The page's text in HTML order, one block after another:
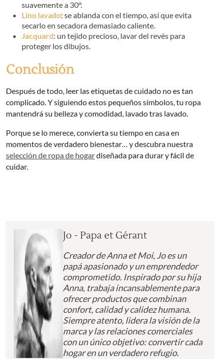
suavemente a 30°.
Lino lavado: se ablanda con el tiempo, así que evita
secarlo en secadora demasiado caliente.
Jacquard: un tejido precioso, lavar del revés para
proteger los dibujos.
Conclusión
Después de todo, leer las etiquetas de cuidado no es tan
complicado. Y siguiendo estos pequeños símbolos, tu ropa
mantendrá su belleza y comodidad, lavado tras lavado.
Porque se lo merece, convierta su tiempo en casa en
momentos de verdadero bienestar… y descubra nuestra
selección de ropa de hogardiseñada para durar y fácil de
cuidar.
Jo - Papa et Gérant
Creador de Anna et Moi, Jo es un
papá apasionado y un emprendedor
comprometido. Inspirado por su hija
Anna, trabaja incansablemente para
ofrecer productos que combinan
confort, calidad y calidez humana.
Siempre atento, lidera la visión de la
marca y las relaciones comerciales
con un único objetivo: convertir cada
hogar en un verdadero refugio.